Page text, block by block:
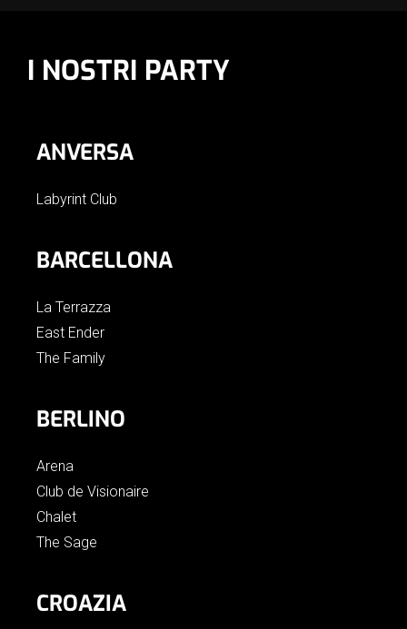
I NOSTRI PARTY
ANVERSA
Labyrint Club
BARCELLONA
La Terrazza
East Ender
The Family
BERLINO
Arena
Club de Visionaire
Chalet
The Sage
CROAZIA